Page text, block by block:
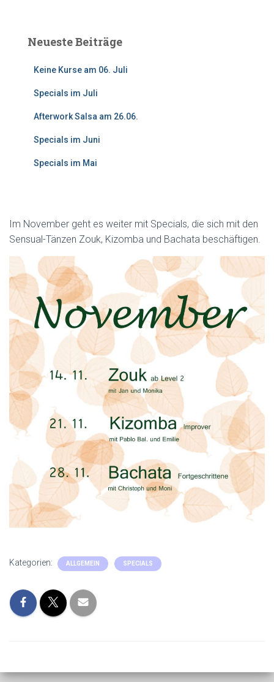
n
Neueste Beiträge
Keine Kurse am 06. Juli
Specials im Juli
Afterwork Salsa am 26.06.
Specials im Juni
Specials im Mai
Im November geht es weiter mit Specials, die sich mit den
Sensual-Tänzen Zouk, Kizomba und Bachata beschäftigen.
Kategorien: ALLGEMEIN SPECIALS